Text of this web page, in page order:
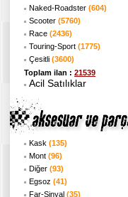
Naked-Roadster (604)
Scooter (5760)
Race (2436)
Touring-Sport (1775)
Çesitli (3600)
Toplam ilan : 21539
Acil Satılıklar
Kask (135)
Mont (96)
Diğer (93)
Egsoz (41)
Far-Sinyal (35)